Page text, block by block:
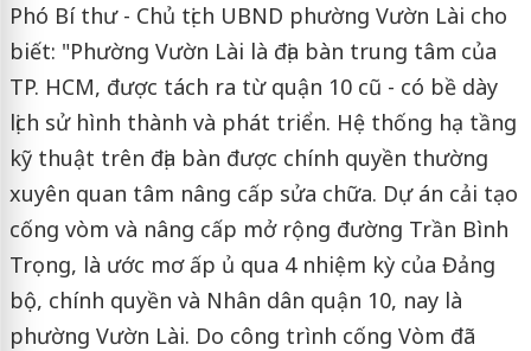
Phó Bí thư - Chủ tịch UBND phường Vườn Lài cho
biết: "Phường Vườn Lài là địa bàn trung tâm của
TP. HCM, được tách ra từ quận 10 cũ - có bề dày
lịch sử hình thành và phát triển. Hệ thống hạ tầng
kỹ thuật trên địa bàn được chính quyền thường
xuyên quan tâm nâng cấp sửa chữa. Dự án cải tạo
cống vòm và nâng cấp mở rộng đường Trần Bình
Trọng, là ước mơ ấp ủ qua 4 nhiệm kỳ của Đảng
bộ, chính quyền và Nhân dân quận 10, nay là
phường Vườn Lài. Do công trình cống Vòm đã